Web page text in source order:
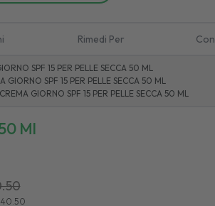
Rimedi Per
SPF 15 PER PELLE SECCA 50 ML
GIORNO SPF 15 PER PELLE SECCA 50 ML
GIORNO SPF 15 PER PELLE SECCA 50 ML
Ml
40.50